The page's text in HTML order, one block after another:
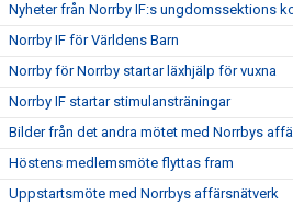
Nyheter från Norrby IF:s ungdomssektions
Norrby IF för Världens Barn
Norrby för Norrby startar läxhjälp för vuxna
Norrby IF startar stimulansträningar
Bilder från det andra mötet med Norrbys
Höstens medlemsmöte flyttas fram
Uppstartsmöte med Norrbys affärsnätverk